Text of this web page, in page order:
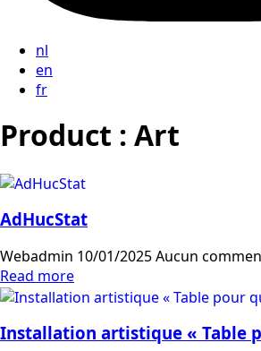
nl
en
fr
Product : Art
AdHucStat
Webadmin 10/01/2025Aucun
Read more
Installation artistique « Table